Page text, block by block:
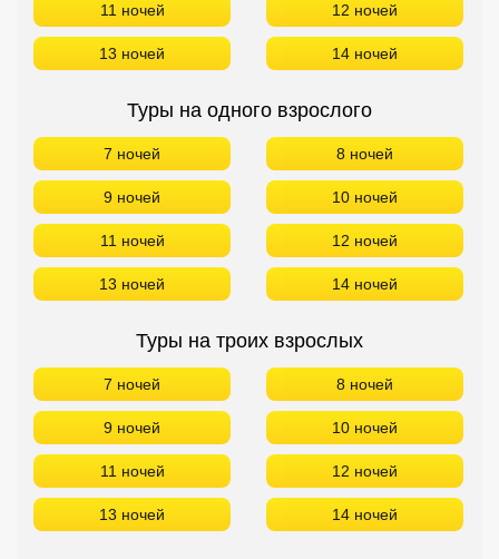
11 ночей 12 ночей
13 ночей 14 ночей
Туры на одного взрослого
7 ночей 8 ночей
9 ночей 10 ночей
11 ночей 12 ночей
13 ночей 14 ночей
Туры на троих взрослых
7 ночей 8 ночей
9 ночей 10 ночей
11 ночей 12 ночей
13 ночей 14 ночей